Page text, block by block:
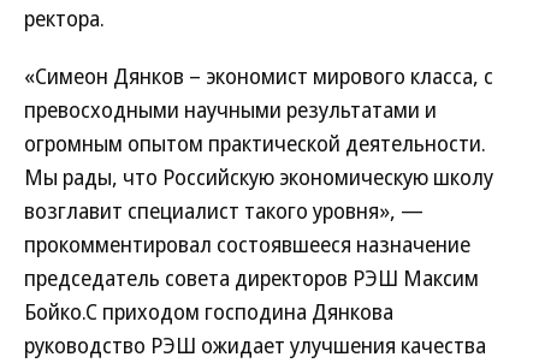
ректора.
«Симеон Дянков – экономист мирового класса, с
превосходными научными результатами и
огромным опытом практической деятельности.
Мы рады, что Российскую экономическую школу
возглавит специалист такого уровня», —
прокомментировал состоявшееся назначение
председатель совета директоров РЭШ Максим
Бойко.С приходом господина Дянкова
руководство РЭШ ожидает улучшения качества